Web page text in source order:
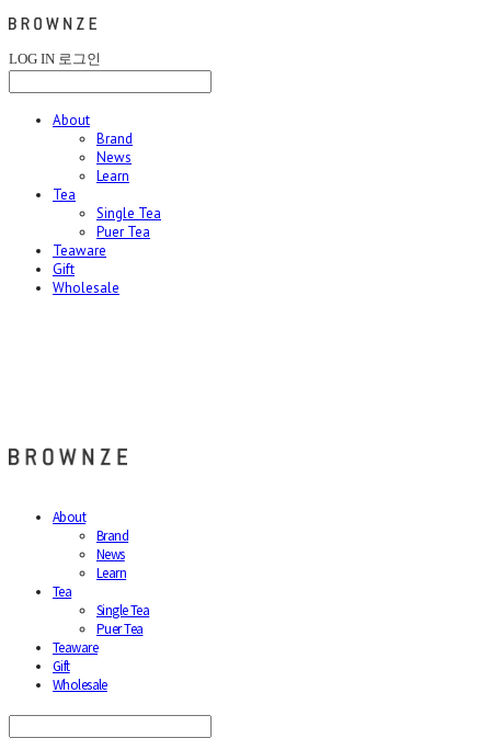
LOG IN 로그인
About
Brand
News
Learn
Tea
Single Tea
Puer Tea
Teaware
Gift
Wholesale
About
Brand
News
Learn
Tea
Single Tea
Puer Tea
Teaware
Gift
Wholesale